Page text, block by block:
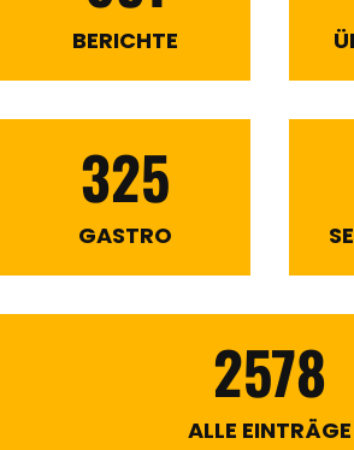
BERICHTE
325
GASTRO
2578
ALLE EINTRÄGE